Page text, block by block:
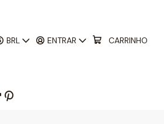
BRL ENTRAR CARRINHO